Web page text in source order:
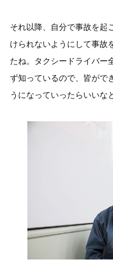
それ以降、自分で事故を起
けられないようにして事故
たね。タクシードライバー
ず知っているので、皆がで
うになっていったらいいな